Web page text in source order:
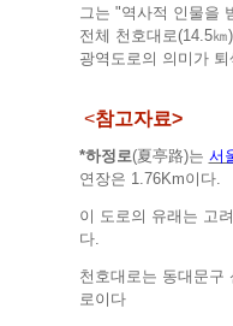
그는 "역사적 인물을
전체 천호대로(14.5
광역도로의 의미가
<참고자료>
*하정로(夏亭路)는 서
연장은 1.76Km이다.
이 도로의 유래는 고
다.
천호대로는 동대문구
로이다